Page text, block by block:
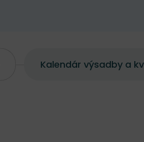
Kalendár výsadby a